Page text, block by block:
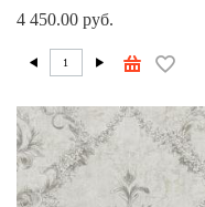
4 450.00 руб.